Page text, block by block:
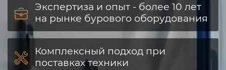
Экспертиза и опыт - более 10 лет
на рынке бурового оборудования
Комплексный подход при
поставках техники